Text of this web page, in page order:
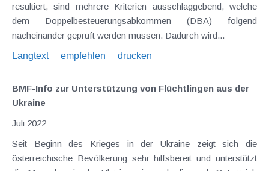
resultiert, sind mehrere Kriterien ausschlaggebend, welche
dem Doppelbesteuerungsabkommen (DBA) folgend
nacheinander geprüft werden müssen. Dadurch wird...
Langtext
empfehlen drucken
BMF-Info zur Unterstützung von Flüchtlingen aus der
Ukraine
Juli 2022
Seit Beginn des Krieges in der Ukraine zeigt sich die
österreichische Bevölkerung sehr hilfsbereit und unterstützt